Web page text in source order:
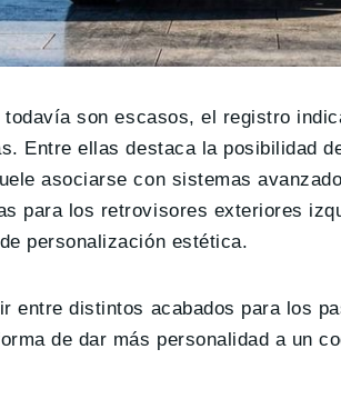
son escasos, el registro
Entre ellas destaca la posibilidad
asociarse con sistemas
para los retrovisores exteriores
personalización estética.
entre distintos acabados para los
de dar más personalidad a un